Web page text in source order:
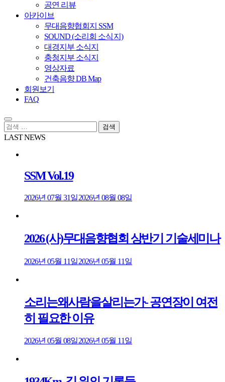
공연 리뷰
아카이브
무대음향협회지 SSM
SOUND (소리회 소식지)
대경지부 소식지
충청지부 소식지
영상자료
건축음향 DB Map
회원보기
FAQ
검
색:
LAST NEWS
SSM Vol.19
2026년 07월 31일2026년 08월 08일
2026 (사)무대음향협회 상반기 기술세미나
2026년 05월 11일2026년 05월 11일
소리는왜사람을살리는가- 공연장이 여전
히 필요한 이유
2026년 05월 08일2026년 05월 11일